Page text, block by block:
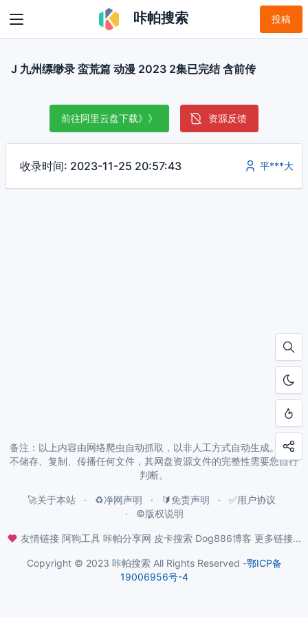
咔帕搜索 投稿
J 九州缥缈录 蛮荒篇 动漫 2023 2集已完结 含前传
前往阿里云盘下载》》 资源反馈
收录时间: 2023-11-25 20:57:43 平***大
备注：以上内容由网络爬虫自动抓取，以非人工方式自动生成。本站
不储存、复制、传播任何文件，其网盘资源文件的完整性需要您自行
判断。
🚀关于本站 ♻️净网声明 🔰免责声明
✅用户协议
©️版权说明
友情链接 阿狗工具 咔帕分享网 皮卡搜索 Dog886博客 更多链接...
Copyright © 2023 咔帕搜索 All Rights Reserved -鄂ICP备
19006956号-4